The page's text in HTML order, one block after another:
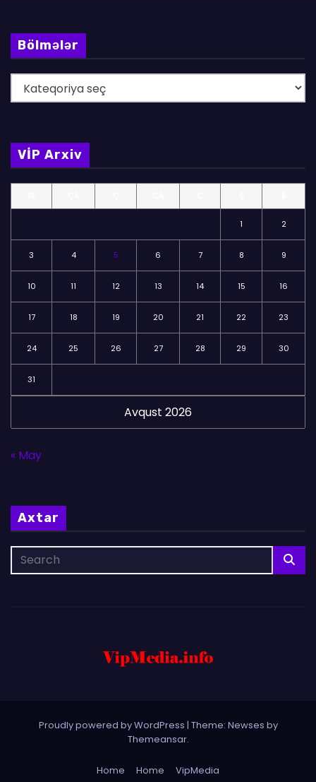
Bölmələr
ö
m
l
VİP Arxiv
Avqust 2026
1 2
3 4 5 6 7 8 9
10 11 12 13 14 15 16
17 18 19 20 21 22 23
24 25 26 27 28 29 30
31
« May
Axtar
Proudly powered by WordPress | Theme: Newses by
Themeansar.
Home Home VipMedia